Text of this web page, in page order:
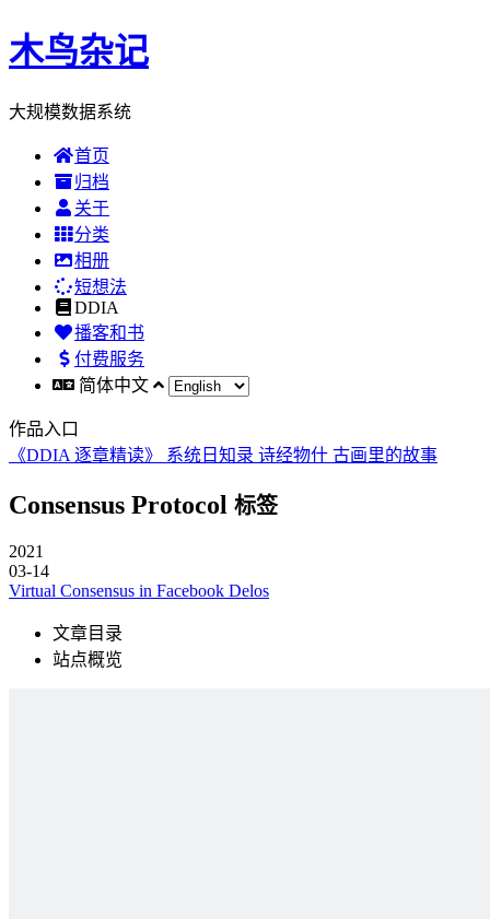
木鸟杂记
大规模数据系统
首页
归档
关于
分类
相册
短想法
DDIA
播客和书
付费服务
简体中文
作品入口
《DDIA 逐章精读》 系统日知录 诗经物什 古画里的故事
Consensus Protocol 标签
2021
03-14
Virtual Consensus in Facebook Delos
文章目录
站点概览